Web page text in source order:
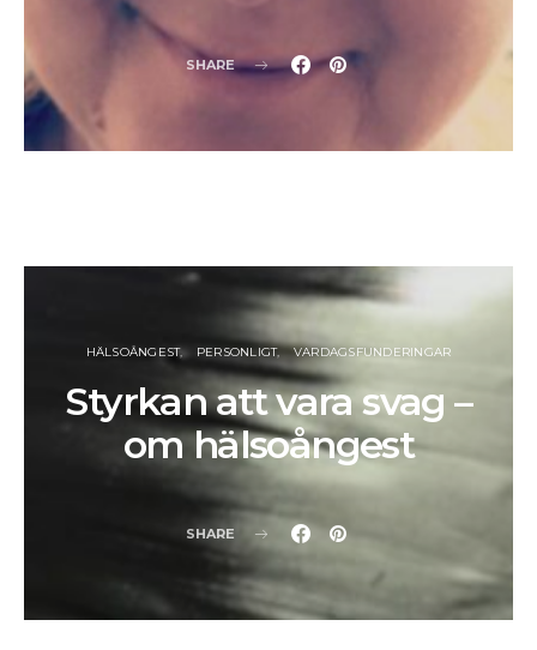
SHARE
HÄLSOÅNGEST PERSONLIGT VARDAGSFUNDERINGAR
Styrkan att vara svag –
om hälsoångest
SHARE